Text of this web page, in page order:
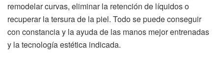
remodelar curvas, eliminar la retención de líquidos o
recuperar la tersura de la piel. Todo se puede conseguir
con constancia y la ayuda de las manos mejor entrenadas
y la tecnología estética indicada.